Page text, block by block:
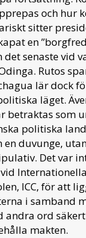
och hur
sitter
en
senaste vid
Rutos
lär dock
läget.
betraktas som
politiska
en duvunge,
Det var
Internationella
ICC, för att
i samband
andra ord
makten.